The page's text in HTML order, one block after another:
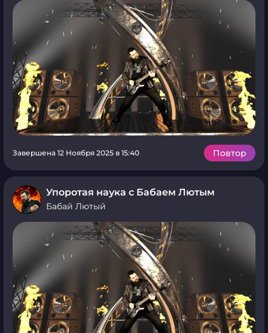
Завершена 12 Ноября 2025 в 15:40 Повтор
Упоротая наука с Бабаем Лютым
Бабай Лютый